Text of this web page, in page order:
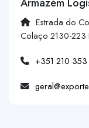
Armazém
Estrada do
Colaço 2130-223
+351 210